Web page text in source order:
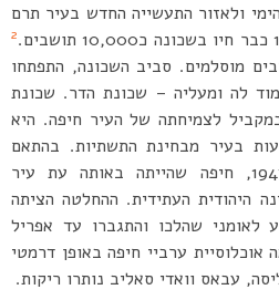
ולאזור התעשייה החדש בעיר תרם
2
מוסלמים. סביב השכונה, התפתחו
לה ומעליה – שכונת הדר. שכונת
לצמיחתה של העיר חיפה. היא
בעיר מבחינת התשתיות. בהתאם
להחלטת האו”ם מנובמבר 1947, חיפה שהייתה באותה עת עיר
היהודית העתידית. ההחלטה הציתה
לאומני שהלכו והתגברו עד אפריל
אוכלוסיית ערביי חיפה באופן דרמטי
עבאס וואדי סאליב נותרו ריקות.